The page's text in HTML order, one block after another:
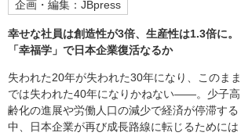
企画・編集：JBpress
幸せな社員は創造性が3倍、生産性は1.3倍に。
「幸福学」で日本企業復活なるか
失われた20年が失われた30年になり、このまま
では失われた40年になりかねない――。少子高
齢化の進展や労働人口の減少で経済が停滞する
中、日本企業が再び成長路線に転じるためには